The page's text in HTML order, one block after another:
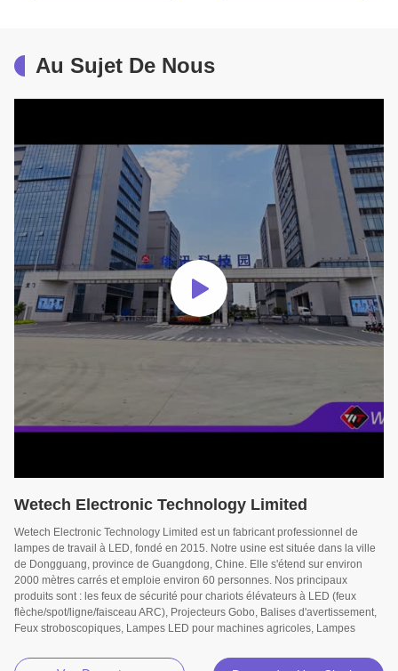
Au Sujet De Nous
Wetech Electronic Technology Limited
Wetech Electronic Technology Limited est un fabricant professionnel de
lampes de travail à LED, fondé en 2015. Notre usine est située dans la ville
de Dongguang, province de Guangdong, Chine. Elle s'étend sur environ
2000 mètres carrés et emploie environ 60 personnes. Nos principaux
produits sont : les feux de sécurité pour chariots élévateurs à LED (feux
flèche/spot/ligne/faisceau ARC), Projecteurs Gobo, Balises d'avertissement,
Feux stroboscopiques, Lampes LED pour machines agricoles, Lampes